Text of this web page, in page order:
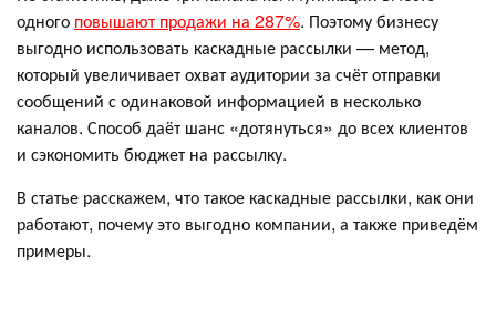
одного повышают продажи на 287%. Поэтому бизнесу
выгодно использовать каскадные рассылки — метод,
который увеличивает охват аудитории за счёт отправки
сообщений с одинаковой информацией в несколько
каналов. Способ даёт шанс «дотянуться» до всех клиентов
и сэкономить бюджет на рассылку.
В статье расскажем, что такое каскадные рассылки, как они
работают, почему это выгодно компании, а также приведём
примеры.